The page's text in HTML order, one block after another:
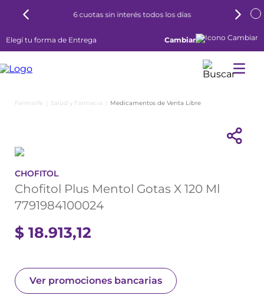
6 cuotas sin interés todos los días
Elegí tu forma de Entrega Cambiar
Salud y Farmacia Medicamentos de Venta Libre
CHOFITOL
Chofitol Plus Mentol Gotas X 120 Ml
7791984100024
$ 18.913,12
Ver promociones bancarias